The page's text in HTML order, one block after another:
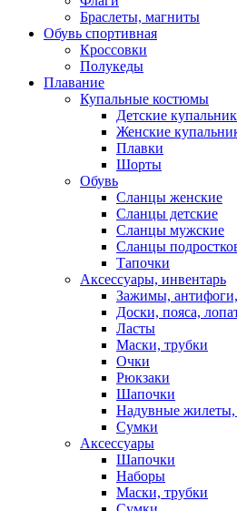
Браслеты, магниты
Обувь спортивная
Кроссовки
Полукеды
Плавание
Купальные костюмы
Детские
Женские
Плавки
Шорты
Обувь
Сланцы женские
Сланцы детские
Сланцы мужские
Сланцы
Тапочки
Аксессуары, инвентарь
Зажимы,
Доски, пояса,
Ласты
Маски, трубки
Очки
Рюкзаки
Шапочки
Надувные жилеты,
Сумки
Аксессуары
Шапочки
Наборы
Маски, трубки